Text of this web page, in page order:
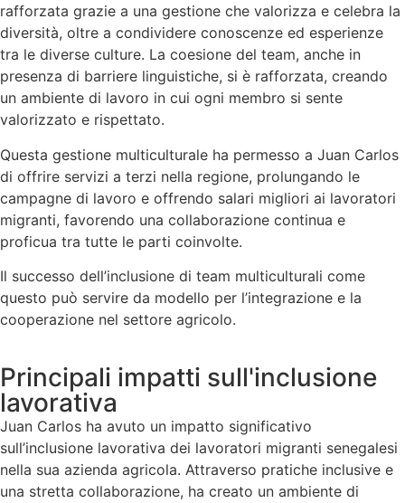
rafforzata grazie a una gestione che valorizza e celebra la
diversità, oltre a condividere conoscenze ed esperienze
tra le diverse culture. La coesione del team, anche in
presenza di barriere linguistiche, si è rafforzata, creando
un ambiente di lavoro in cui ogni membro si sente
valorizzato e rispettato.
Questa gestione multiculturale ha permesso a Juan Carlos
di offrire servizi a terzi nella regione, prolungando le
campagne di lavoro e offrendo salari migliori ai lavoratori
migranti, favorendo una collaborazione continua e
proficua tra tutte le parti coinvolte.
Il successo dell’inclusione di team multiculturali come
questo può servire da modello per l’integrazione e la
cooperazione nel settore agricolo.
Principali impatti sull'inclusione
lavorativa
Juan Carlos ha avuto un impatto significativo
sull’inclusione lavorativa dei lavoratori migranti senegalesi
nella sua azienda agricola. Attraverso pratiche inclusive e
una stretta collaborazione, ha creato un ambiente di